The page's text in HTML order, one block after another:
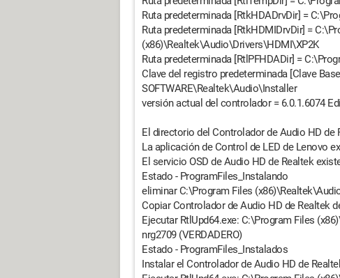
Ruta predeterminada [RtkHDADrvDir] =
Ruta predeterminada [RtkHDMIDrvDir] =
(x86)\Realtek\Audio\Drivers\HDMI\XP2K
Ruta predeterminada [RtlPFHDADir] =
Clave del registro predeterminada [Clave
SOFTWARE\Realtek\Audio\Installer
versión actual del controlador = 6.0.1.6074
El directorio del Controlador de Audio HD de
La aplicación de Control de LED de Lenovo
El servicio OSD de Audio HD de Realtek
Estado - ProgramFiles_Instalando
eliminar C:\Program Files
Copiar Controlador de Audio HD de Realtek
Ejecutar RtlUpd64.exe: C:\Program Files
nrg2709 (VERDADERO)
Estado - ProgramFiles_Instalados
Instalar el Controlador de Audio HD de